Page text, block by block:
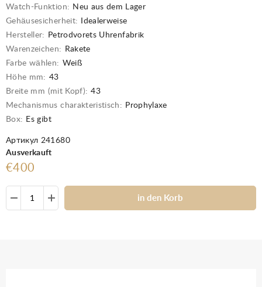
Watch-Funktion: Neu aus dem Lager
Gehäusesicherheit:
Idealerweise
Hersteller:
Petrodvorets Uhrenfabrik
Warenzeichen:
Rakete
Farbe wählen: Weiß
Höhe mm: 43
Breite mm (mit Kopf): 43
Mechanismus charakteristisch: Prophylaxe
Box: Es gibt
Артикул 241680
Ausverkauft
€400
in den Korb